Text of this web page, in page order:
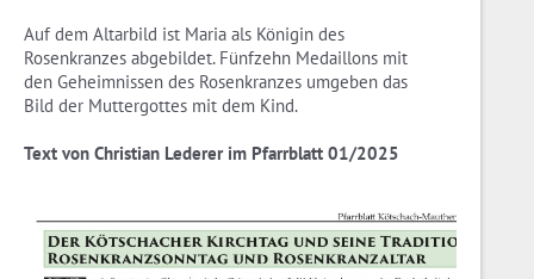
Auf dem Altarbild ist Maria als Königin des
Rosenkranzes abgebildet. Fünfzehn Medaillons mit
den Geheimnissen des Rosenkranzes umgeben das
Bild der Muttergottes mit dem Kind.
Text von Christian Lederer im Pfarrblatt 01/2025